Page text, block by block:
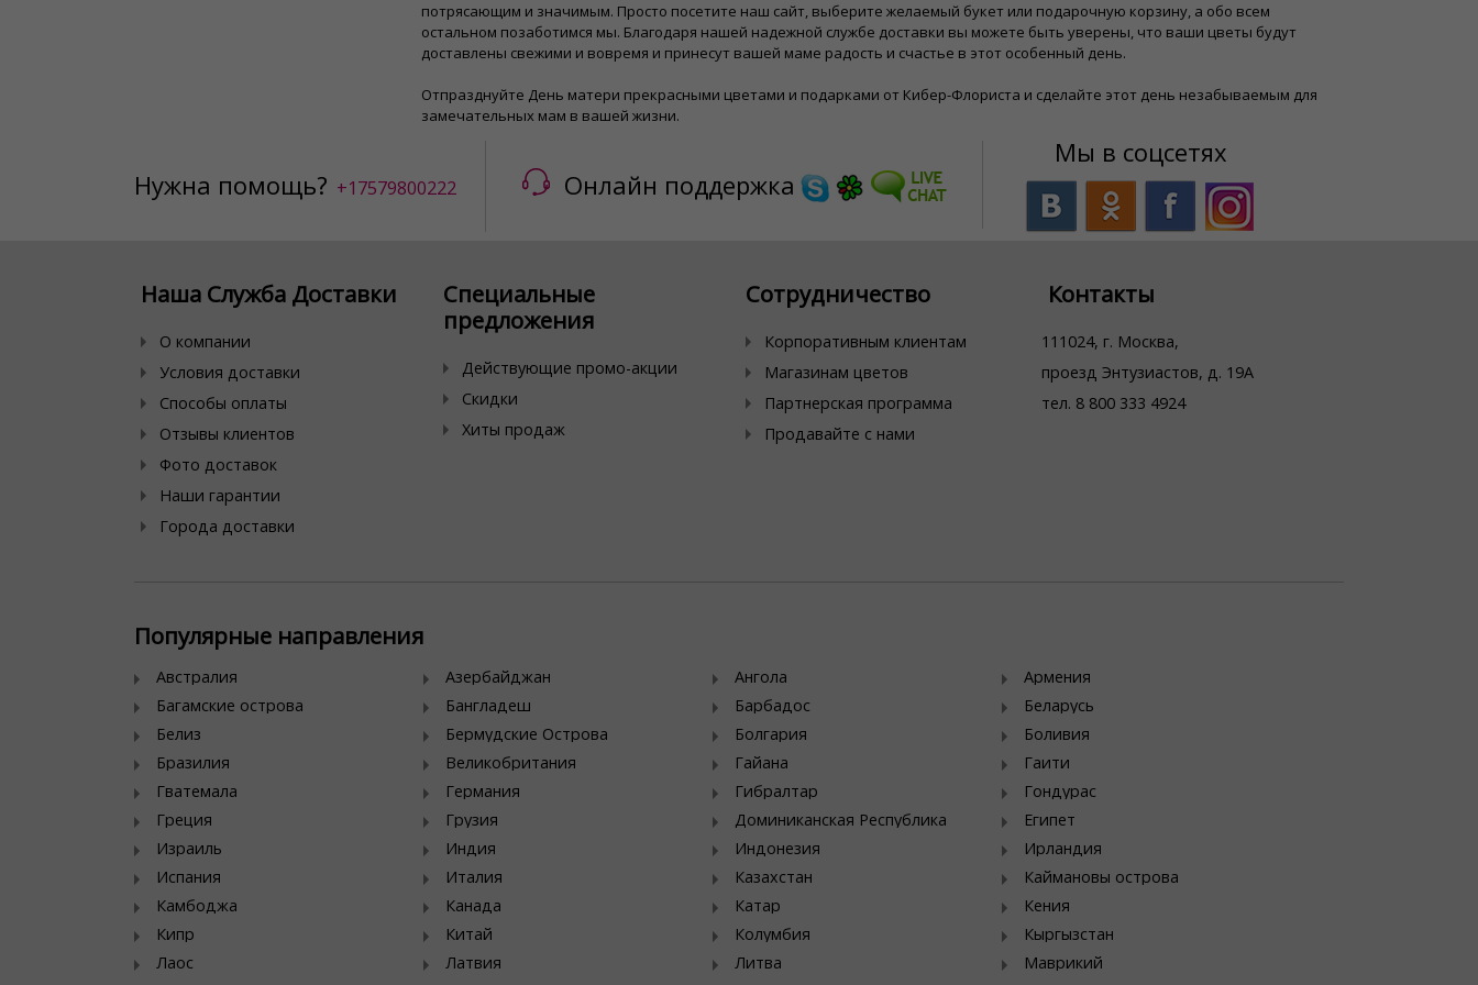
потрясающим и значимым. Просто посетите наш сайт, выберите желаемый букет или подарочную корзину, а обо всем
остальном позаботимся мы. Благодаря нашей надежной службе доставки вы можете быть уверены, что ваши цветы будут
доставлены свежими и вовремя и принесут вашей маме радость и счастье в этот особенный день.
Отпразднуйте День матери прекрасными цветами и подарками от Кибер-Флориста и сделайте этот день незабываемым для
замечательных мам в вашей жизни.
Нужна помощь? +17579800222 Онлайн поддержка
Мы в соцсетях
Наша Служба Доставки
О компании
Условия доставки
Способы оплаты
Отзывы клиентов
Фото доставок
Наши гарантии
Города доставки
Специальные
предложения
Действующие промо-акции
Скидки
Хиты продаж
Сотрудничество
Корпоративным клиентам
Магазинам цветов
Партнерская программа
Продавайте с нами
Контакты
111024, г. Москва,
проезд Энтузиастов, д. 19А
тел. 8 800 333 4924
Популярные направления
Австралия Азербайджан Ангола
Армения
Багамские острова
Бангладеш Барбадос
Беларусь
Белиз
Бермудские Острова Болгария
Боливия
Бразилия
Великобритания Гайана
Гаити
Гватемала
Германия Гибралтар
Гондурас
Греция
Грузия Доминиканская Республика
Египет
Израиль
Индия Индонезия
Ирландия
Испания
Италия Казахстан
Каймановы острова
Камбоджа
Канада Катар
Кения
Кипр
Китай Колумбия
Кыргызстан
Лаос
Латвия Литва
Маврикий